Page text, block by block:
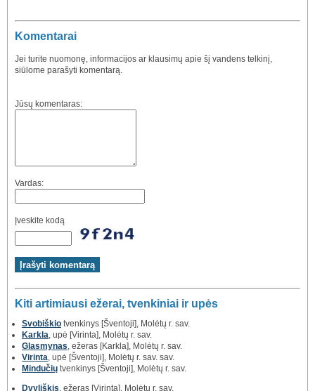
Komentarai
Jei turite nuomonę, informacijos ar klausimų apie šį vandens telkinį,
siūlome parašyti komentarą.
Jūsų komentaras:
Vardas:
Įveskite kodą
Kiti artimiausi ežerai, tvenkiniai ir upės
Svobiškio tvenkinys [Šventoji], Molėtų r. sav.
Karkla, upė [Virinta], Molėtų r. sav.
Glasmynas, ežeras [Karkla], Molėtų r. sav.
Virinta, upė [Šventoji], Molėtų r. sav. sav.
Mindučių tvenkinys [Šventoji], Molėtų r. sav.
Dvyliškis, ežeras [Virinta], Molėtų r. sav.